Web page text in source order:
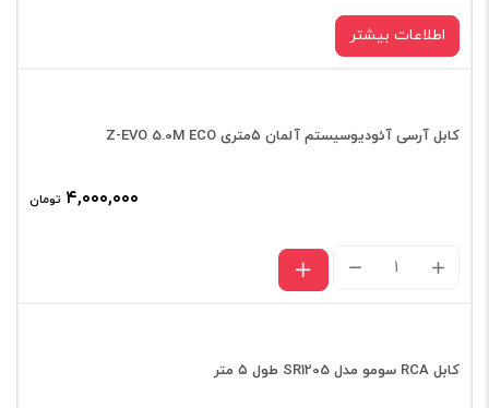
Series
عدد
اطلاعات بیشتر
کابل آرسی آئودیوسیستم آلمان ۵متری Z-EVO 5.0M ECO
۴,۰۰۰,۰۰۰ تومان
کابل
آرسی
آلمان
کابل RCA سومو مدل SR1205 طول ۵ متر